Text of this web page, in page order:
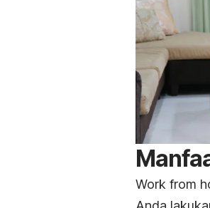
Work from